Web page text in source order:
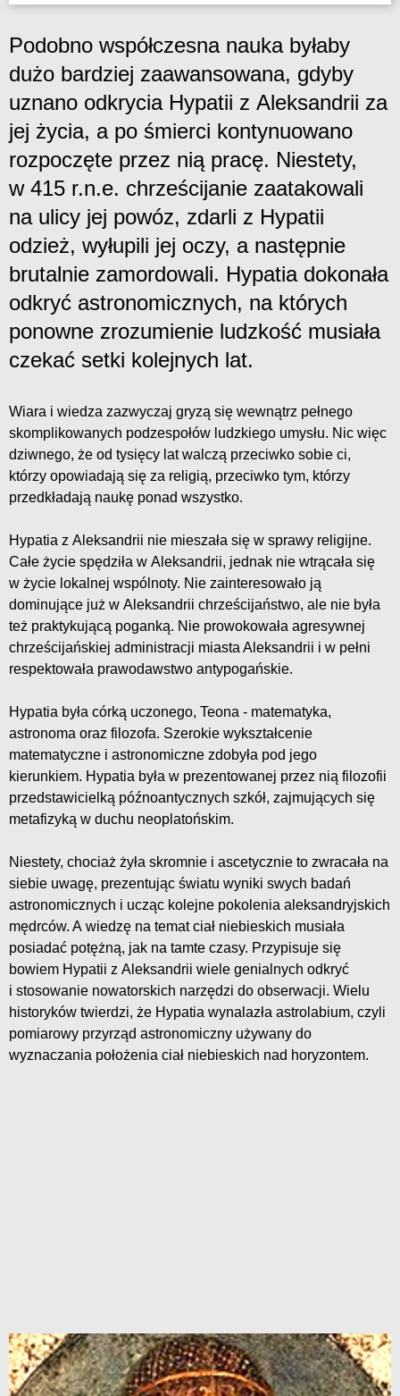
Podobno współczesna nauka byłaby
dużo bardziej zaawansowana, gdyby
uznano odkrycia Hypatii z Aleksandrii za
jej życia, a po śmierci kontynuowano
rozpoczęte przez nią pracę. Niestety,
w 415 r.n.e. chrześcijanie zaatakowali
na ulicy jej powóz, zdarli z Hypatii
odzież, wyłupili jej oczy, a następnie
brutalnie zamordowali. Hypatia dokonała
odkryć astronomicznych, na których
ponowne zrozumienie ludzkość musiała
czekać setki kolejnych lat.
Wiara i wiedza zazwyczaj gryzą się wewnątrz pełnego
skomplikowanych podzespołów ludzkiego umysłu. Nic więc
dziwnego, że od tysięcy lat walczą przeciwko sobie ci,
którzy opowiadają się za religią, przeciwko tym, którzy
przedkładają naukę ponad wszystko.
Hypatia z Aleksandrii nie mieszała się w sprawy religijne.
Całe życie spędziła w Aleksandrii, jednak nie wtrącała się
w życie lokalnej wspólnoty. Nie zainteresowało ją
dominujące już w Aleksandrii chrześcijaństwo, ale nie była
też praktykującą poganką. Nie prowokowała agresywnej
chrześcijańskiej administracji miasta Aleksandrii i w pełni
respektowała prawodawstwo antypogańskie.
Hypatia była córką uczonego, Teona - matematyka,
astronoma oraz filozofa. Szerokie wykształcenie
matematyczne i astronomiczne zdobyła pod jego
kierunkiem. Hypatia była w prezentowanej przez nią filozofii
przedstawicielką późnoantycznych szkół, zajmujących się
metafizyką w duchu neoplatońskim.
Niestety, chociaż żyła skromnie i ascetycznie to zwracała na
siebie uwagę, prezentując światu wyniki swych badań
astronomicznych i ucząc kolejne pokolenia aleksandryjskich
mędrców. A wiedzę na temat ciał niebieskich musiała
posiadać potężną, jak na tamte czasy. Przypisuje się
bowiem Hypatii z Aleksandrii wiele genialnych odkryć
i stosowanie nowatorskich narzędzi do obserwacji. Wielu
historyków twierdzi, że Hypatia wynalazła astrolabium, czyli
pomiarowy przyrząd astronomiczny używany do
wyznaczania położenia ciał niebieskich nad horyzontem.